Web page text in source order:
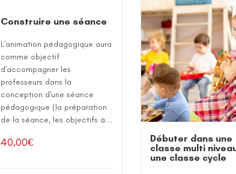
Construire une séance
L'animation pédagogique aura
comme objectif
d'accompagner les
professeurs dans la
conception d'une séance
pédagogique (la préparation
de la séance, les objectifs à...
40,00€
Débuter dans une
classe multi
une classe cycle